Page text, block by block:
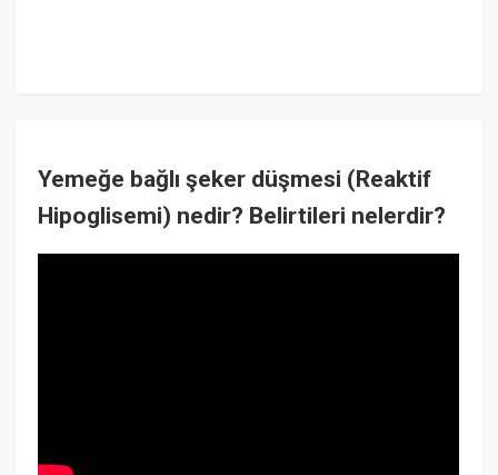
Yemeğe bağlı şeker düşmesi (Reaktif
Hipoglisemi) nedir? Belirtileri nelerdir?